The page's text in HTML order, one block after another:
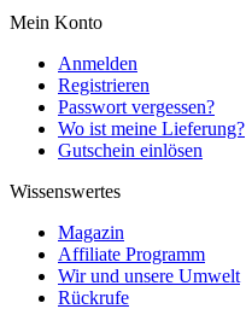
Mein Konto
Anmelden
Registrieren
Passwort vergessen?
Wo ist meine Lieferung?
Gutschein einlösen
Wissenswertes
Magazin
Affiliate Programm
Wir und unsere Umwelt
Rückrufe